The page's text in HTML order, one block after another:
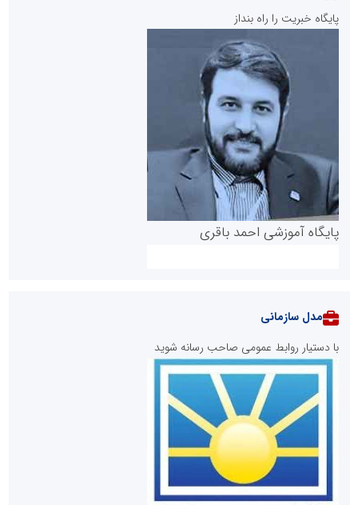
پایگاه خبریت را راه بنداز
پایگاه آموزشی احمد باقری
روابط عمومی خبرگزاری گزارش خبر
مدل سازمانی
با دستیار روابط عمومی صاحب رسانه شوید